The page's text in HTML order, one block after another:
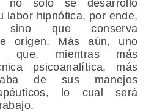
no sólo se desarrolló
labor hipnótica, por ende,
sino que conserva
origen. Más aún, uno
que, mientras más
psicoanalítica, más
de sus manejos
lo cual será